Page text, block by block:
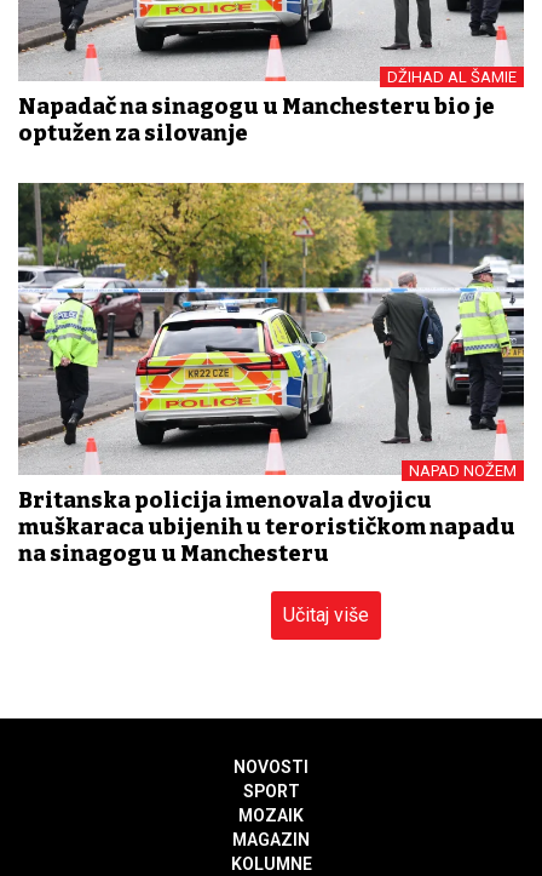
DŽIHAD AL ŠAMIE
Napadač na sinagogu u Manchesteru bio je
optužen za silovanje
NAPAD NOŽEM
Britanska policija imenovala dvojicu
muškaraca ubijenih u terorističkom napadu
na sinagogu u Manchesteru
Učitaj više
NOVOSTI
SPORT
MOZAIK
MAGAZIN
KOLUMNE